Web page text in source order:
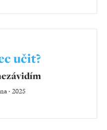
učit?
‧ 2025